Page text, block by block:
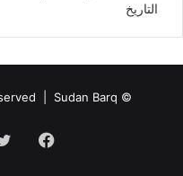
التاريخ
© Copyright 2026, All Rights Reserved |
Sudan Barq